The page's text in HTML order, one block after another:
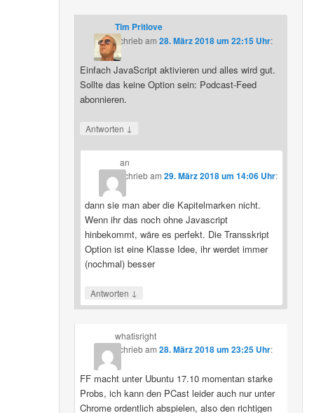
Tim Pritlove
schriebam 28. März 2018 um 22:15 Uhr:
Einfach JavaScript aktivieren und alles wird gut.
Sollte das keine Option sein: Podcast-Feed
abonnieren.
Antworten ↓
an
schriebam29. März 2018 um 14:06 Uhr:
dann sie man aber die Kapitelmarken nicht.
Wenn ihr das noch ohne Javascript
hinbekommt, wäre es perfekt. Die Transskript
Option ist eine Klasse Idee, ihr werdet immer
(nochmal) besser
Antworten ↓
whatisright
schriebam 28. März 2018 um 23:25 Uhr:
FF macht unter Ubuntu 17.10 momentan starke
Probs, ich kann den PCast leider auch nur unter
Chrome ordentlich abspielen, also den richtigen